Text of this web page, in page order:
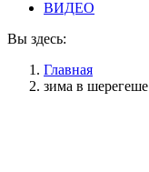
ВИДЕО
Вы здесь:
Главная
зима в шерегеше